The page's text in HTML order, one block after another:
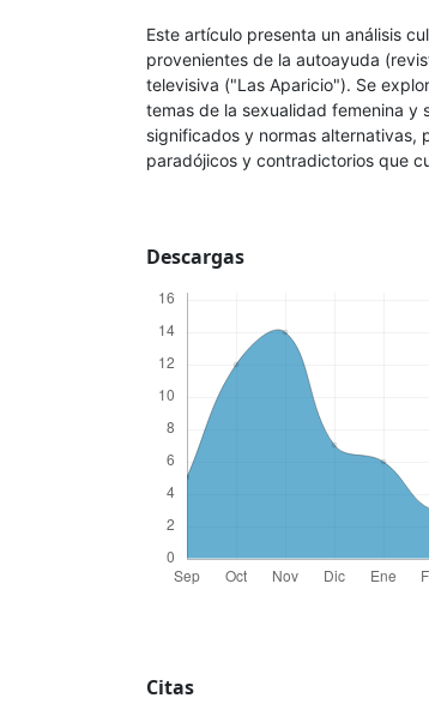
Este artículo presenta un análisis
provenientes de la autoayuda
televisiva ("Las Aparicio"). Se
temas de la sexualidad femenina y
significados y normas alternativas,
paradójicos y contradictorios que
Descargas
Citas